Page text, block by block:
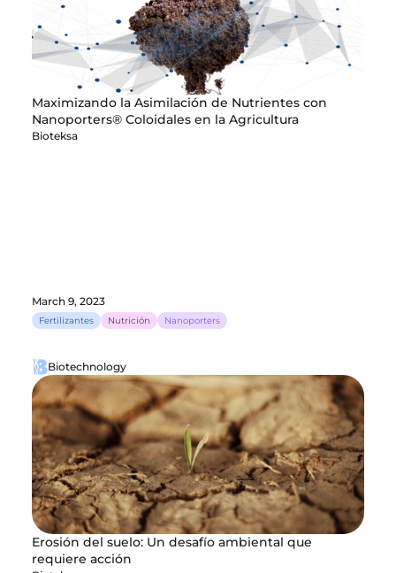
Maximizando la Asimilación de Nutrientes con
Nanoporters® Coloidales en la Agricultura
Bioteksa
March 9, 2023
Fertilizantes Nutrición Nanoporters
Biotechnology
Erosión del suelo: Un desafío ambiental que
requiere acción